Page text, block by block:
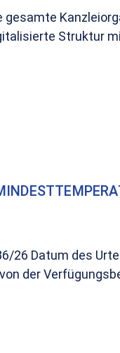
Struktur
26 Datum des
der